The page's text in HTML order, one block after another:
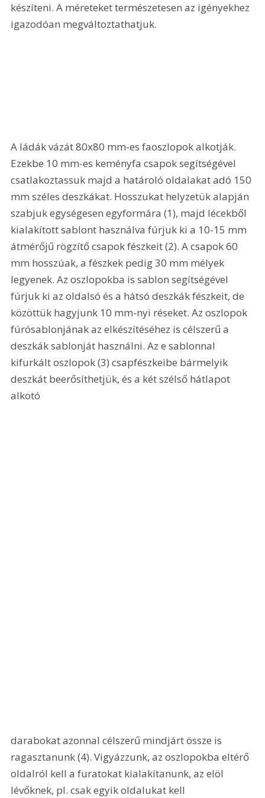
készíteni. A méreteket természetesen az igényekhez
igazodóan megváltoztathatjuk.
A ládák vázát 80x80 mm-es faoszlopok alkotják.
Ezekbe 10 mm-es keményfa csapok segítségével
csatlakoztassuk majd a határoló oldalakat adó 150
mm széles deszkákat. Hosszukat helyzetük alapján
szabjuk egységesen egyformára (1), majd lécekből
kialakított sablont használva fúrjuk ki a 10-15 mm
átmérőjű rögzítő csapok fészkeit (2). A csapok 60
mm hosszúak, a fészkek pedig 30 mm mélyek
legyenek. Az oszlopokba is sablon segítségével
fúrjuk ki az oldalsó és a hátsó deszkák fészkeit, de
közöttük hagyjunk 10 mm-nyi réseket. Az oszlopok
fúrósablonjának az elkészítéséhez is célszerű a
deszkák sablonját használni. Az e sablonnal
kifurkált oszlopok (3) csapfészkeibe bármelyik
deszkát beerősíthetjük, és a két szélső hátlapot
alkotó
darabokat azonnal célszerű mindjárt össze is
ragasztanunk (4). Vigyázzunk, az oszlopokba eltérő
oldalról kell a furatokat kialakítanunk, az elöl
lévőknek, pl. csak egyik oldalukat kell